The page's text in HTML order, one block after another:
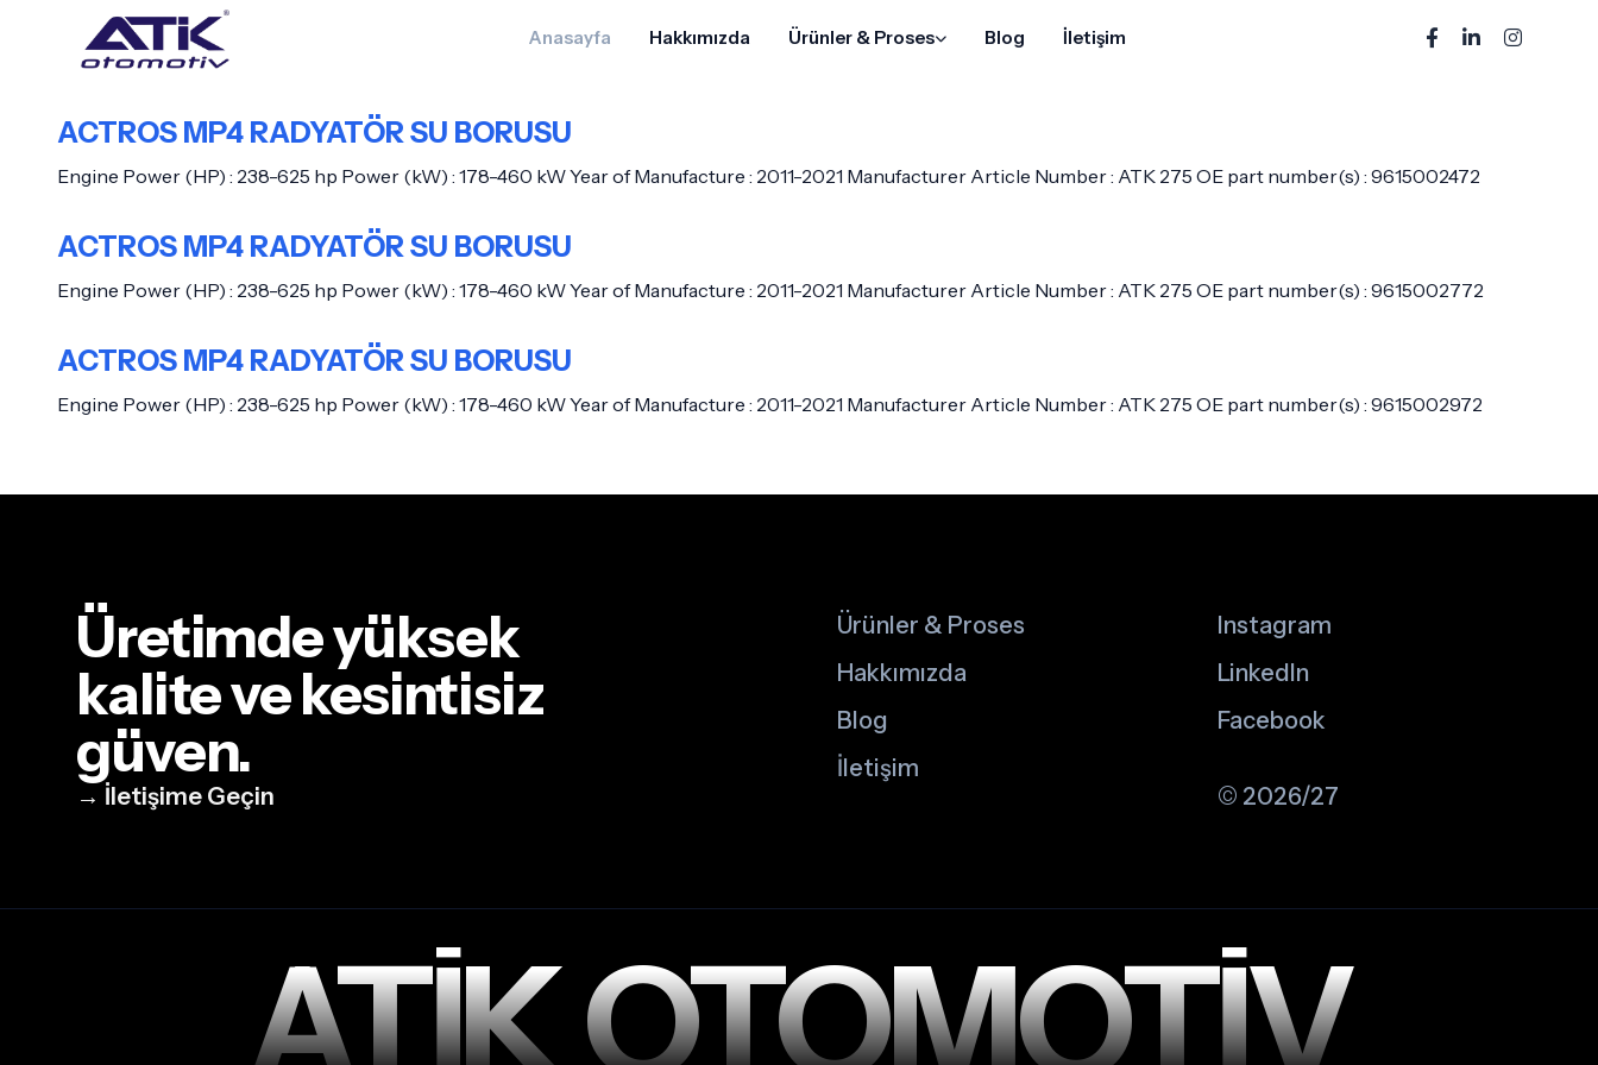
Anasayfa Hakkımızda Ürünler & Proses Blog İletişim
ACTROS MP4 RADYATÖR SU BORUSU
Engine Power (HP) : 238-625 hp Power (kW) : 178-460 kW Year of Manufacture : 2011-2021 Manufacturer Article Number : ATK 275 OE part number(s) : 9615002472
ACTROS MP4 RADYATÖR SU BORUSU
Engine Power (HP) : 238-625 hp Power (kW) : 178-460 kW Year of Manufacture : 2011-2021 Manufacturer Article Number : ATK 275 OE part number(s) : 9615002772
ACTROS MP4 RADYATÖR SU BORUSU
Engine Power (HP) : 238-625 hp Power (kW) : 178-460 kW Year of Manufacture : 2011-2021 Manufacturer Article Number : ATK 275 OE part number(s) : 9615002972
Üretimde yüksek
kalite ve kesintisiz
güven.
→ İletişime Geçin
Ürünler & Proses
Hakkımızda
Blog
İletişim
Instagram
LinkedIn
Facebook
© 2026/27
ATİK OTOMOTİV